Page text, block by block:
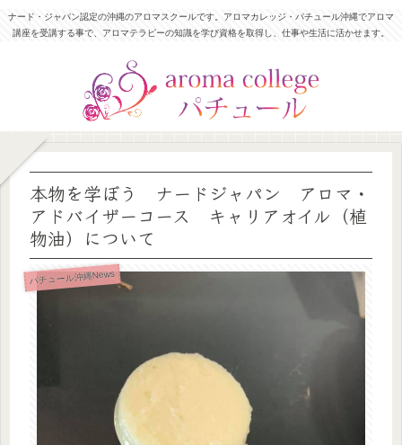
ナード・ジャパン認定の沖縄のアロマスクールです。アロマカレッジ・パチュール沖縄でアロマ
講座を受講する事で、アロマテラピーの知識を学び資格を取得し、仕事や生活に活かせます。
本物を学ぼう ナードジャパン アロマ・
アドバイザーコース キャリアオイル（植
物油）について
パチュール沖縄News